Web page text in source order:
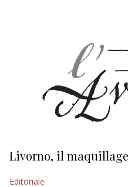
Livorno, il
Editoriale